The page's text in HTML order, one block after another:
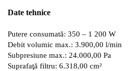
Date tehnice
Putere consumată: 350 – 1 200 W
Debit volumic max.: 3.900,00 l/min
Subpresiune max.: 24.000,00 Pa
Suprafaţă filtru: 6.318,00 cm²